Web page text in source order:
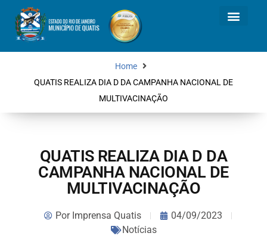
Home
QUATIS REALIZA DIA D DA CAMPANHA NACIONAL DE
MULTIVACINAÇÃO
QUATIS REALIZA DIA D DA
CAMPANHA NACIONAL DE
MULTIVACINAÇÃO
PorImprensa Quatis
04/09/2023
Notícias